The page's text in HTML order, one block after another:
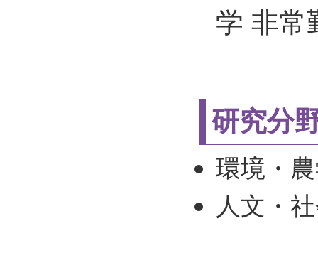
学 非常
研究分
環境・
人文・